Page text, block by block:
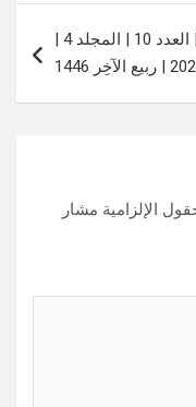
مجلة القرار للبحوث العلمية المُحكّمة | العدد 10 | المجلد 4 |
الإلزامية مشار